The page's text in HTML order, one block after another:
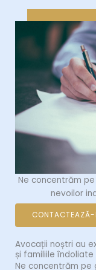
Ne concentrăm
nevoilor
CONTACTEAZĂ-
Avocații noștri au
și familiile îndoliate
Ne concentrăm pe